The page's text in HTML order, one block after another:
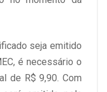
seja emitido
é necessário o
de R$ 9,90. Com